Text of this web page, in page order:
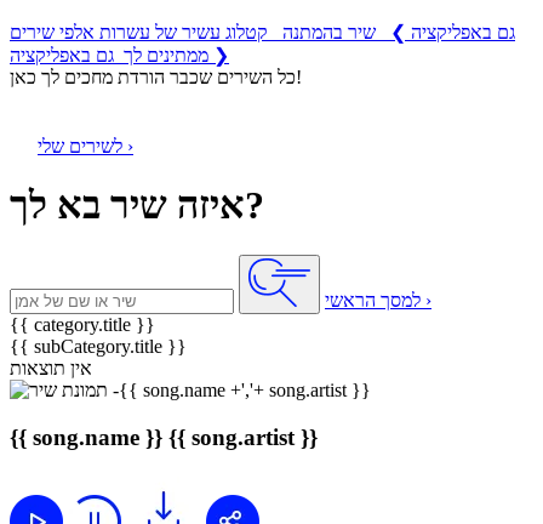
גם באפליקציה ❯
שיר בהמתנה קטלוג עשיר של עשרות אלפי שירים
ממתינים לך גם באפליקציה ❯
כל השירים שכבר הורדת מחכים לך כאן!
לשירים שלי ›
איזה שיר בא לך?
למסך הראשי ›
{{ category.title }}
{{ subCategory.title }}
אין תוצאות
{{ song.name }} {{ song.artist }}